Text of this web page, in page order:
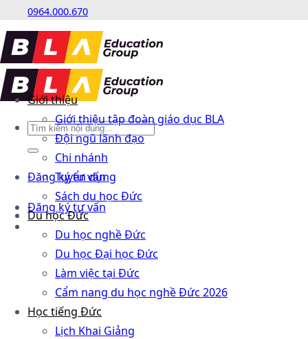
0964.000.670
Đăng ký tư vấn
Đăng ký tư vấn
Giới thiệu
Giới thiệu tập đoàn giáo dục BLA
Đội ngũ lãnh đạo
Chi nhánh
Tuyển dụng
Sách du học Đức
Du học Đức
Du học nghề Đức
Du học Đại học Đức
Làm việc tại Đức
Cẩm nang du học nghề Đức 2026
Học tiếng Đức
Lịch Khai Giảng